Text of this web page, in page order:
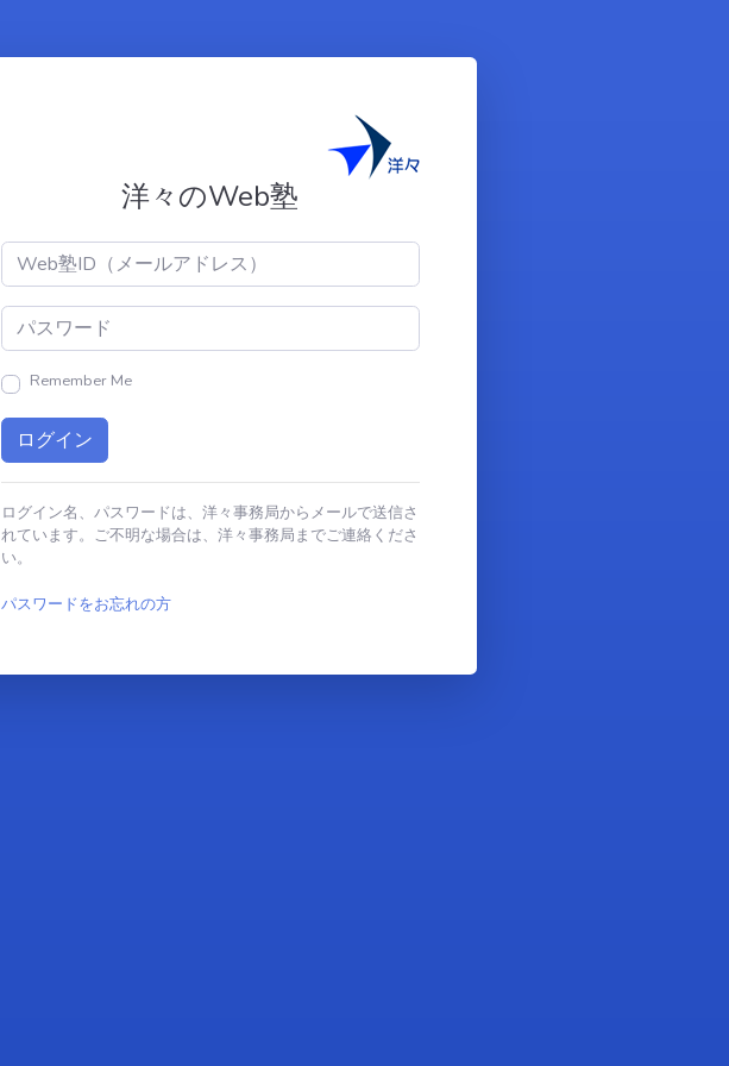
洋々のWeb塾
Remember Me
ログイン名、パスワードは、洋々事務局からメールで送信さ
れています。ご不明な場合は、洋々事務局までご連絡くださ
い。
パスワードをお忘れの方